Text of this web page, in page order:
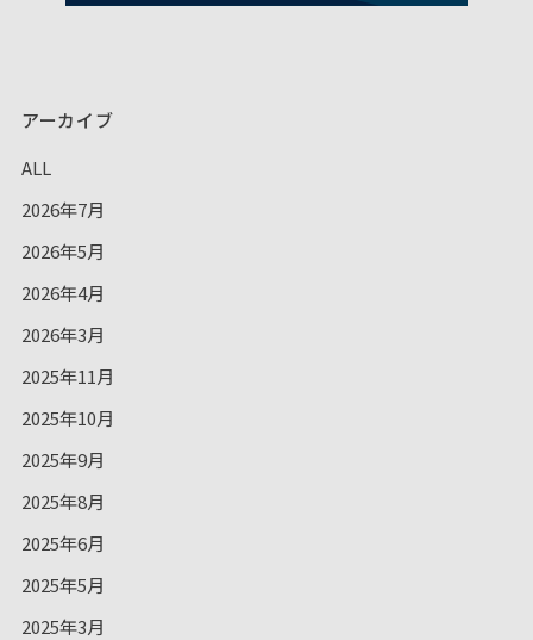
アーカイブ
ALL
2026年7月
2026年5月
2026年4月
2026年3月
2025年11月
2025年10月
2025年9月
2025年8月
2025年6月
2025年5月
2025年3月